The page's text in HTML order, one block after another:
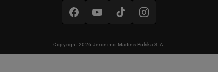
Copyright 2026 Jeronimo Martins Polska S.A.